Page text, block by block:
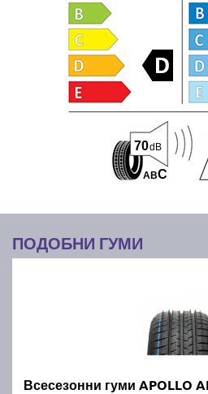
ABC
70dB
ПОДОБНИ ГУМИ
Всесезонни гуми APOLLO